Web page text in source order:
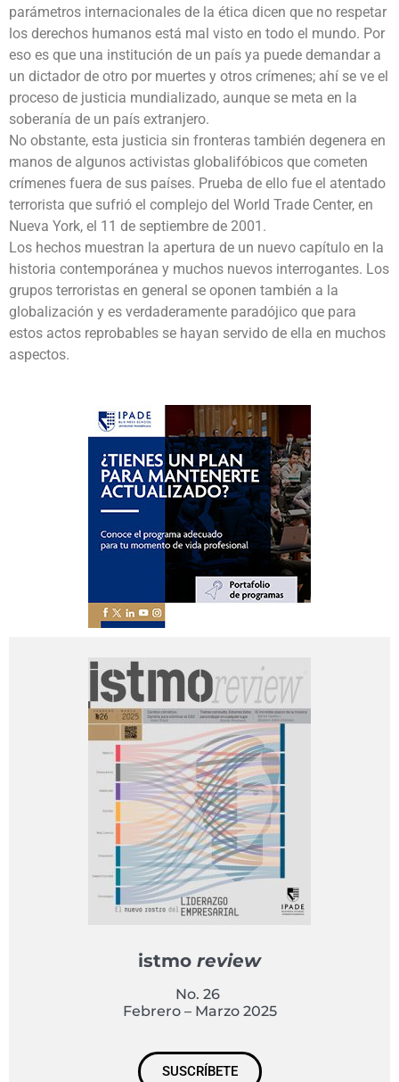
parámetros internacionales de la ética dicen que no respetar
los derechos humanos está mal visto en todo el mundo. Por
eso es que una institución de un país ya puede demandar a
un dictador de otro por muertes y otros crímenes; ahí se ve el
proceso de justicia mundializado, aunque se meta en la
soberanía de un país extranjero.
No obstante, esta justicia sin fronteras también degenera en
manos de algunos activistas globalifóbicos que cometen
crímenes fuera de sus países. Prueba de ello fue el atentado
terrorista que sufrió el complejo del World Trade Center, en
Nueva York, el 11 de septiembre de 2001.
Los hechos muestran la apertura de un nuevo capítulo en la
historia contemporánea y muchos nuevos interrogantes. Los
grupos terroristas en general se oponen también a la
globalización y es verdaderamente paradójico que para
estos actos reprobables se hayan servido de ella en muchos
aspectos.
istmo review
No. 26
Febrero – Marzo 2025
SUSCRÍBETE